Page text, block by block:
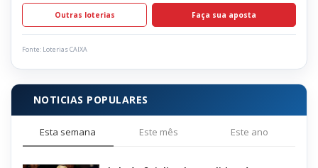
Outras loterias Faça sua aposta
Fonte: Loterias CAIXA
NOTICIAS POPULARES
Esta semana Este mês Este ano